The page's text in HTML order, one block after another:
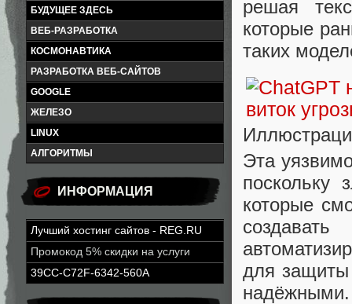
БУДУЩЕЕ ЗДЕСЬ
ВЕБ-РАЗРАБОТКА
КОСМОНАВТИКА
РАЗРАБОТКА ВЕБ-САЙТОВ
GOOGLE
ЖЕЛЕЗО
LINUX
АЛГОРИТМЫ
ИНФОРМАЦИЯ
Лучший хостинг сайтов - REG.RU
Промокод 5% скидки на услуги
39CC-C72F-6342-560A
решая
которые
таких
Эта
поскольку
которые
для защиты
надёжными.